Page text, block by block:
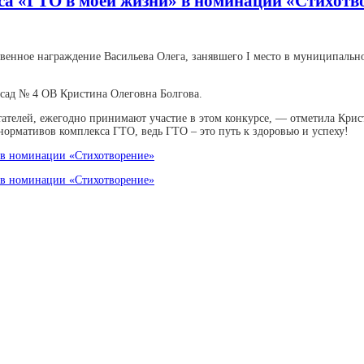
награждение Васильева Олега, занявшего I место в
№ 4 ОВ Кристина Олеговна Болгова.
ежегодно принимают участие в этом конкурсе, — отметила
комплекса ГТО, ведь ГТО – это путь к здоровью и успеху!